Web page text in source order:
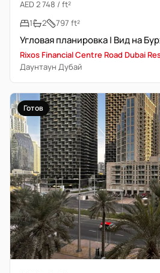
AED 2 748 / ft²
1
2 797 ft²
Rixos Financial Centre Road Dubai
Даунтаун Дубай
Готов